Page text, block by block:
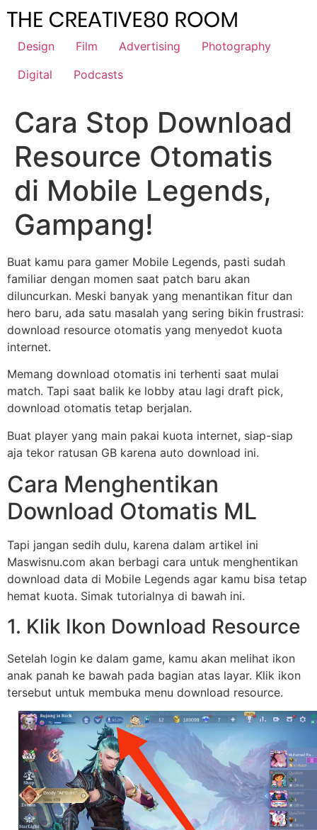
Skip
content
Design Film Advertising
Photography
Digital
Podcasts
Cara Stop Download
Resource Otomatis
di Mobile Legends,
Gampang!
Buat kamu para gamer Mobile Legends, pasti sudah
familiar dengan momen saat patch baru akan
diluncurkan. Meski banyak yang menantikan fitur dan
hero baru, ada satu masalah yang sering bikin frustrasi:
download resource otomatis yang menyedot kuota
internet.
Memang download otomatis ini terhenti saat mulai
match. Tapi saat balik ke lobby atau lagi draft pick,
download otomatis tetap berjalan.
Buat player yang main pakai kuota internet, siap-siap
aja tekor ratusan GB karena auto download ini.
Cara Menghentikan
Download Otomatis ML
Tapi jangan sedih dulu, karena dalam artikel ini
Maswisnu.com akan berbagi cara untuk menghentikan
download data di Mobile Legends agar kamu bisa tetap
hemat kuota. Simak tutorialnya di bawah ini.
1. Klik Ikon Download Resource
Setelah login ke dalam game, kamu akan melihat ikon
anak panah ke bawah pada bagian atas layar. Klik ikon
tersebut untuk membuka menu download resource.